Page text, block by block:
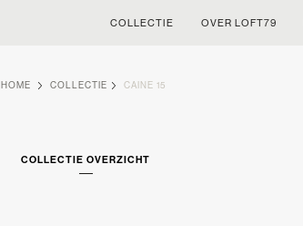
COLLECTIE OVER LOFT79
HOME COLLECTIE CAINE 15
COLLECTIE OVERZICHT